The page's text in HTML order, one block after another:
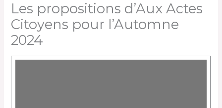
Les propositions d’Aux Actes
Citoyens pour l’Automne
2024